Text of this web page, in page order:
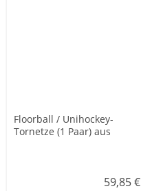
Floorball / Unihockey-
Tornetze (1 Paar) aus
59,85 €